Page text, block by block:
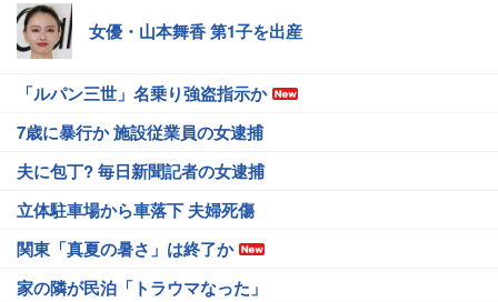
女優・山本舞香 第1子を出産
「ルパン三世」名乗り強盗指示か
7歳に暴行か 施設従業員の女逮捕
夫に包丁? 毎日新聞記者の女逮捕
立体駐車場から車落下 夫婦死傷
関東「真夏の暑さ」は終了か
家の隣が民泊「トラウマなった」